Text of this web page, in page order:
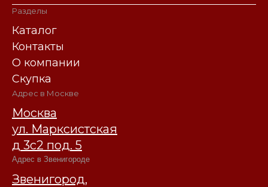
Разделы
Каталог
Контакты
О компании
Скупка
Адрес в Москве
Москва
ул. Марксистская
д 3с2 под. 5
Адрес в Звенигороде
Звенигород,